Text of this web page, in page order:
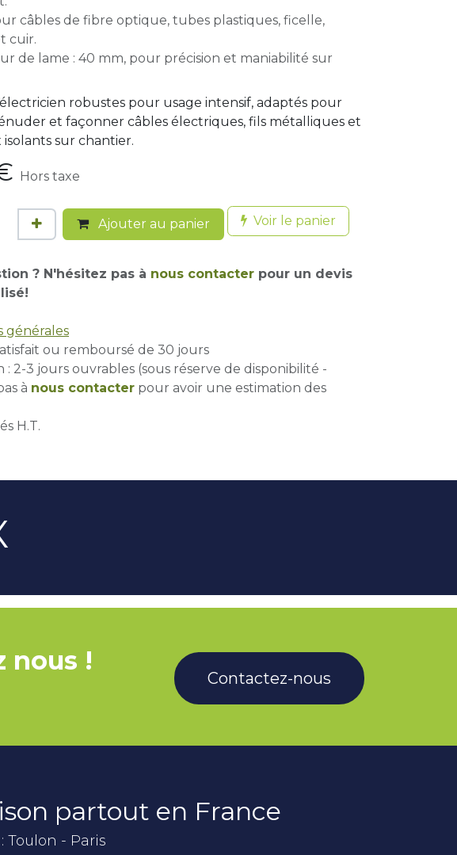
câbles de fibre optique, tubes plastiques, ficelle,
cuir.
de lame : 40 mm, pour précision et maniabilité sur
robustes pour usage intensif, adaptés pour
et façonner câbles électriques, fils métalliques et
sur chantier.
Hors taxe
Ajouter au panier Voir le panier
? N'hésitez pas à nous contacter pour un devis
générales
ou remboursé de 30 jours
: 2-3 jours ouvrables (sous réserve de disponibilité -
à nous contacter pour avoir une estimation des
H.T.
nous !
Contactez-nous
partout en France
Toulon - Paris